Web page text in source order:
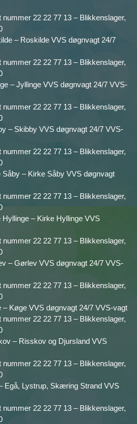
22 22 77 13 – Blikkenslager,
– Roskilde VVS døgnvagt 24/7
22 22 77 13 – Blikkenslager,
– Jyllinge VVS døgnvagt 24/7 VVS-
22 22 77 13 – Blikkenslager,
– Skibby VVS døgnvagt 24/7 VVS-
22 22 77 13 – Blikkenslager,
– Kirke Såby VVS døgnvagt
22 22 77 13 – Blikkenslager,
– Kirke Hyllinge VVS
22 22 77 13 – Blikkenslager,
– Gørlev VVS døgnvagt 24/7 VVS-
22 22 77 13 – Blikkenslager,
– Køge VVS døgnvagt 24/7 VVS-vagt
22 22 77 13 – Blikkenslager,
– Risskov og Djursland VVS
22 22 77 13 – Blikkenslager,
Egå, Lystrup, Skæring Strand VVS
22 22 77 13 – Blikkenslager,